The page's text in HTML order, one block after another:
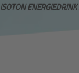
ISOTON